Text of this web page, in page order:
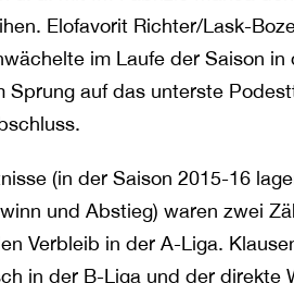
Elofavorit Richter/Lask-
im Laufe der Saison
Sprung auf das unterste
(in der Saison 2015-16
und Abstieg) waren zwei
Verbleib in der A-Liga.
in der B-Liga und der direkte